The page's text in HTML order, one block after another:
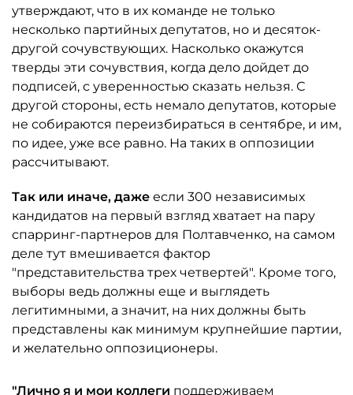
утверждают, что в их команде не только
несколько партийных депутатов, но и десяток-
другой сочувствующих. Насколько окажутся
тверды эти сочувствия, когда дело дойдет до
подписей, с уверенностью сказать нельзя. С
другой стороны, есть немало депутатов, которые
не собираются переизбираться в сентябре, и им,
по идее, уже все равно. На таких в оппозиции
рассчитывают.
Так или иначе, даже если 300 независимых
кандидатов на первый взгляд хватает на пару
спарринг-партнеров для Полтавченко, на самом
деле тут вмешивается фактор
"представительства трех четвертей". Кроме того,
выборы ведь должны еще и выглядеть
легитимными, а значит, на них должны быть
представлены как минимум крупнейшие партии,
и желательно оппозиционеры.
"Лично я и мои коллеги поддерживаем